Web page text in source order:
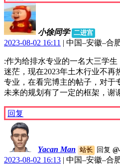
小徐同学 二进宫
2023-08-02 16:11 中国–安徽–合
:作为给排水专业的一名大三学
迷茫，现在2023年土木行业不
专业，在看完博主的帖子，对于
未来的规划有了一定的框架，谢
回复
Yacan Man 站长 回复
2023-08-02 16:13 中国–安徽–合